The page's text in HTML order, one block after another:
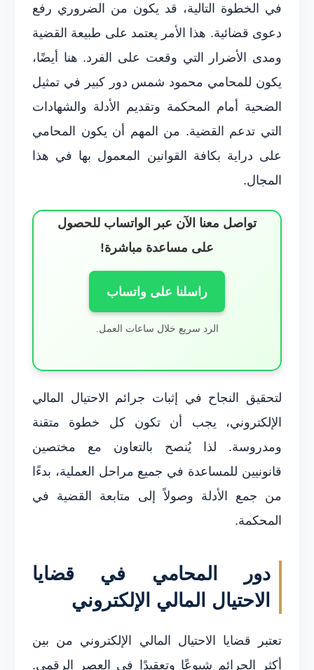
في الخطوة التالية، قد يكون من الضروري رفع
دعوى قضائية. هذا الأمر يعتمد على طبيعة القضية
ومدى الأضرار التي وقعت على الفرد. هنا أيضًا،
يكون للمحامي محمود شمس دور كبير في تمثيل
الضحية أمام المحكمة وتقديم الأدلة والشهادات
التي تدعم القضية. من المهم أن يكون المحامي
على دراية بكافة القوانين المعمول بها في هذا
المجال.
تواصل معنا الآن عبر الواتساب للحصول
على مساعدة مباشرة!
راسلنا على واتساب
الرد سريع خلال ساعات العمل.
لتحقيق النجاح في إثبات جرائم الاحتيال المالي
الإلكتروني، يجب أن تكون كل خطوة متقنة
ومدروسة. لذا يُنصح بالتعاون مع مختصين
قانونيين للمساعدة في جميع مراحل العملية، بدءًا
من جمع الأدلة وصولاً إلى متابعة القضية في
المحكمة.
دور المحامي في قضايا
الاحتيال المالي الإلكتروني
تعتبر قضايا الاحتيال المالي الإلكتروني من بين
أكثر الجرائم شيوعًا وتعقيدًا في العصر الرقمي.